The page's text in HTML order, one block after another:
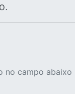
no campo abaixo